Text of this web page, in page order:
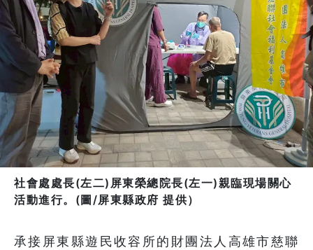
社會處處長(左二)屏東榮總院長(左一)親臨現場關心
活動進行。(圖/屏東縣政府 提供）
承接屏東縣遊民收容所的財團法人高雄市慈聯